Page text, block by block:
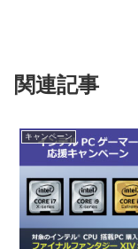
関連記事
キャンペーン